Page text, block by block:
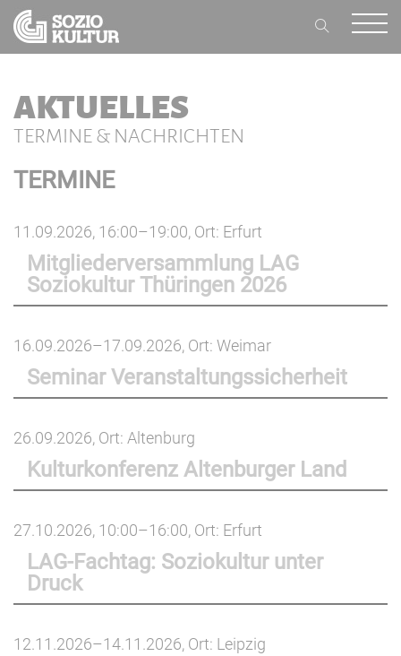
AKTUELLES
TERMINE & NACHRICHTEN
TERMINE
11.09.2026, 16:00–19:00, Ort: Erfurt
Mitgliederversammlung LAG
Soziokultur Thüringen 2026
16.09.2026–17.09.2026, Ort: Weimar
Seminar Veranstaltungssicherheit
26.09.2026, Ort: Altenburg
Kulturkonferenz Altenburger Land
27.10.2026, 10:00–16:00, Ort: Erfurt
LAG-Fachtag: Soziokultur unter
Druck
12.11.2026–14.11.2026, Ort: Leipzig